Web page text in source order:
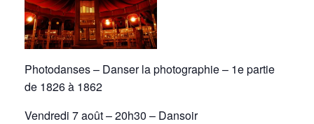
Photodanses – Danser la photographie – 1e partie
de 1826 à 1862
Vendredi 7 août – 20h30 – Dansoir